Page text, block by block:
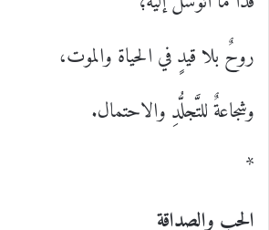
روحٌ بلا قيدٍ في الحياة والموت،
وشجاعةٌ للتَّجلُّدِ والاحتمال.
*
الحب والصداقة